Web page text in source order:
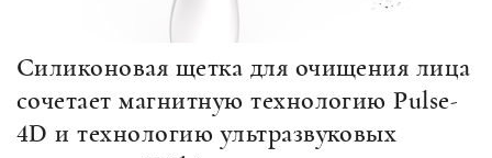
Силиконовая щетка для очищения лица
сочетает магнитную технологию Pulse-
4D и технологию ультразвуковых